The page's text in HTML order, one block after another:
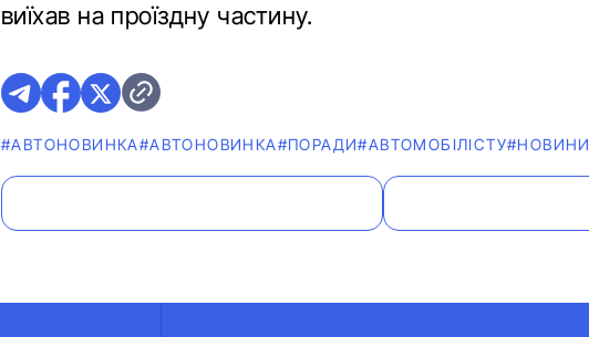
виїхав на проїздну частину.
#АВТОНОВИНКА#АВТОНОВИНКА#ПОРАДИ#АВТОМОБІЛІСТУ#НОВИНИ